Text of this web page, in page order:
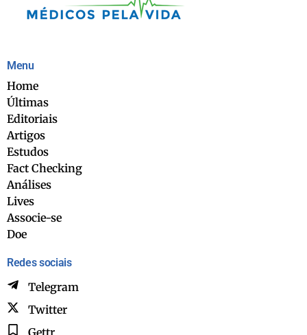
Menu
Home
Últimas
Editoriais
Artigos
Estudos
Fact Checking
Análises
Lives
Associe-se
Doe
Redes sociais
Telegram
Twitter
Gettr